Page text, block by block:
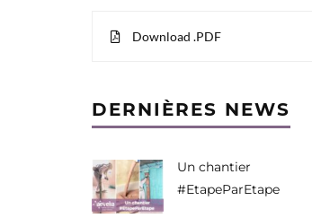
Download .PDF
DERNIÈRES NEWS
Un chantier
#EtapeParEtape